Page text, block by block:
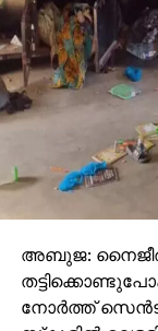
24 വര്‍ഷത്തെ
തേജസ്
ഇത്. കഴിഞ്ഞ
അപകടമാണ്
സംയുക്തമായി
തദ്ദേശീയ
ശ്രദ്ധേയമാണ്.
അബുജ:
നോര്‍ത്ത്